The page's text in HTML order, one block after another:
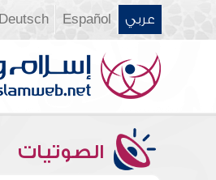
عربي Español
Deutsch
الصوتيات